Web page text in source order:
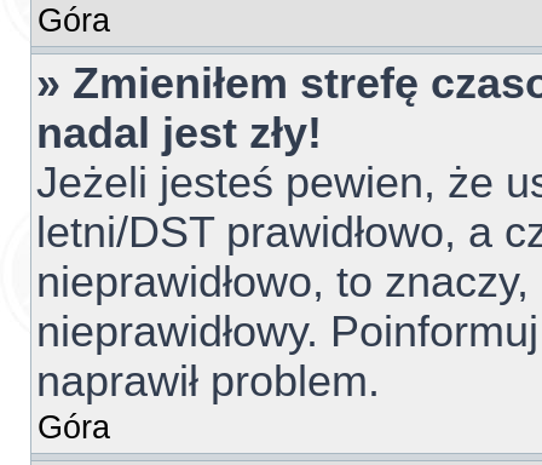
Góra
» Zmieniłem strefę
nadal jest zły!
Jeżeli jesteś pewien, że
letni/DST prawidłowo, a
nieprawidłowo, to
nieprawidłowy.
naprawił problem.
Góra